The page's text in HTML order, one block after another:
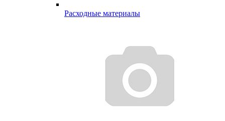
Расходные материалы